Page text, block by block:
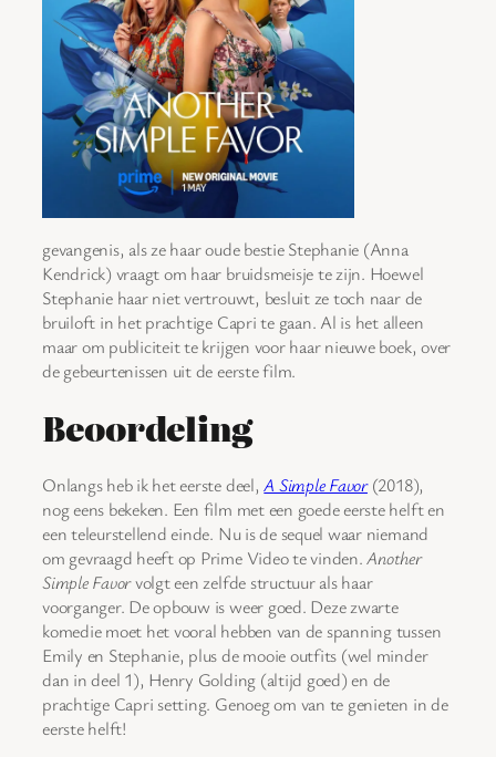
gevangenis, als ze haar oude bestie Stephanie (Anna
Kendrick) vraagt om haar bruidsmeisje te zijn. Hoewel
Stephanie haar niet vertrouwt, besluit ze toch naar de
bruiloft in het prachtige Capri te gaan. Al is het alleen
maar om publiciteit te krijgen voor haar nieuwe boek, over
de gebeurtenissen uit de eerste film.
Beoordeling
Onlangs heb ik het eerste deel,A Simple Favor(2018),
nog eens bekeken. Een film met een goede eerste helft en
een teleurstellend einde. Nu is de sequel waar niemand
om gevraagd heeft op Prime Video te vinden.Another
Simple Favorvolgt een zelfde structuur als haar
voorganger. De opbouw is weer goed. Deze zwarte
komedie moet het vooral hebben van de spanning tussen
Emily en Stephanie, plus de mooie outfits (wel minder
dan in deel 1), Henry Golding (altijd goed) en de
prachtige Capri setting. Genoeg om van te genieten in de
eerste helft!